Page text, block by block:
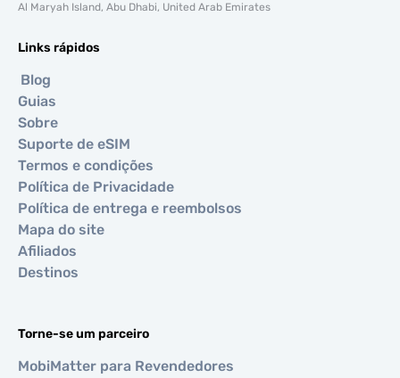
Al Maryah Island, Abu Dhabi, United Arab Emirates
Links rápidos
Blog
Guias
Sobre
Suporte de eSIM
Termos e condições
Política de Privacidade
Política de entrega e reembolsos
Mapa do site
Afiliados
Destinos
Torne-se um parceiro
MobiMatter para Revendedores